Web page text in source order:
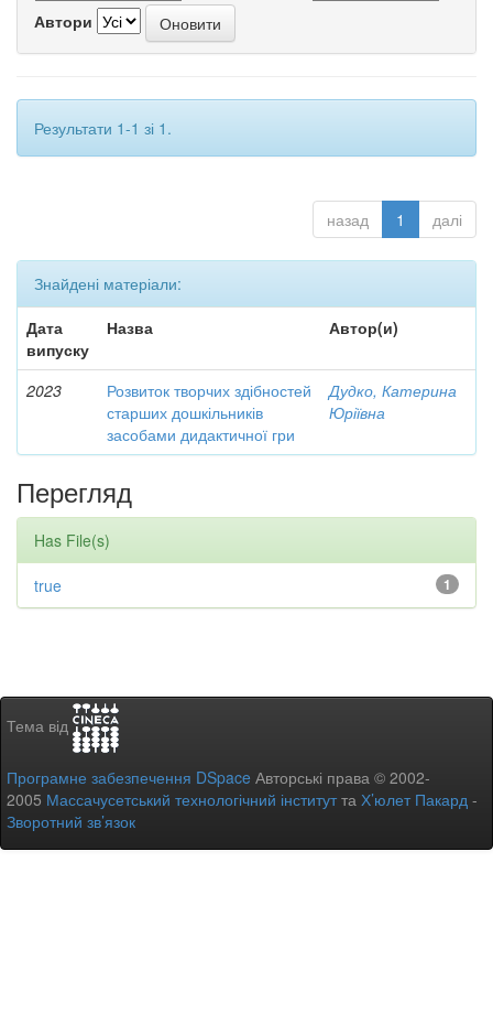
Автори
Результати 1-1 зі 1.
назад 1 далі
Знайдені матеріали:
Дата
випуску
Назва Автор(и)
2023
Розвиток творчих здібностей
старших дошкільників
засобами дидактичної гри
Дудко, Катерина
Юріївна
Перегляд
Has File(s)
1
true
Тема від
Програмне забезпечення DSpace Авторські права © 2002-
2005 Массачусетський технологічний інститутта Х’юлет Пакард -
Зворотний зв’язок